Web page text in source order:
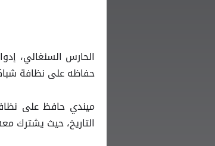
الحارس السنغالي،
حفاظه على نظافة
ميندي حافظ على نظافة
التاريخ، حيث يشترك